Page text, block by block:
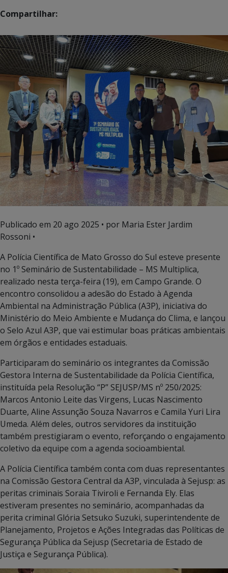
Compartilhar:
Publicado em 20 ago 2025 • por Maria Ester Jardim
Rossoni •
A Polícia Científica de Mato Grosso do Sul esteve presente
no 1º Seminário de Sustentabilidade – MS Multiplica,
realizado nesta terça-feira (19), em Campo Grande. O
encontro consolidou a adesão do Estado à Agenda
Ambiental na Administração Pública (A3P), iniciativa do
Ministério do Meio Ambiente e Mudança do Clima, e lançou
o Selo Azul A3P, que vai estimular boas práticas ambientais
em órgãos e entidades estaduais.
Participaram do seminário os integrantes da Comissão
Gestora Interna de Sustentabilidade da Polícia Científica,
instituída pela Resolução “P” SEJUSP/MS nº 250/2025:
Marcos Antonio Leite das Virgens, Lucas Nascimento
Duarte, Aline Assunção Souza Navarros e Camila Yuri Lira
Umeda. Além deles, outros servidores da instituição
também prestigiaram o evento, reforçando o engajamento
coletivo da equipe com a agenda socioambiental.
A Polícia Científica também conta com duas representantes
na Comissão Gestora Central da A3P, vinculada à Sejusp: as
peritas criminais Soraia Tiviroli e Fernanda Ely. Elas
estiveram presentes no seminário, acompanhadas da
perita criminal Glória Setsuko Suzuki, superintendente de
Planejamento, Projetos e Ações Integradas das Políticas de
Segurança Pública da Sejusp (Secretaria de Estado de
Justiça e Segurança Pública).